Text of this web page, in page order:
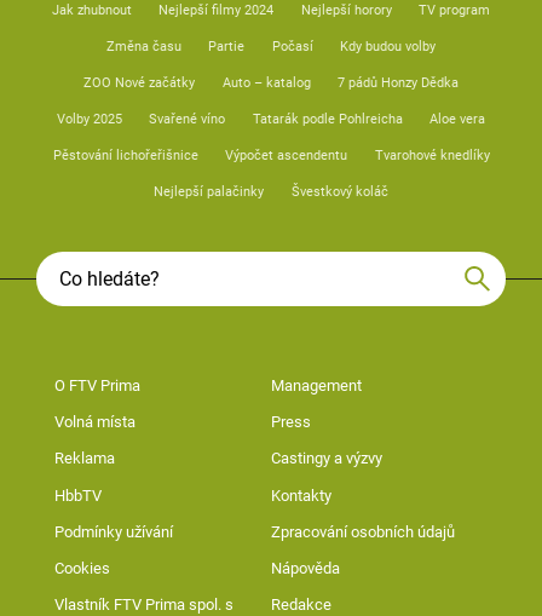
Jak zhubnout Nejlepší filmy 2024 Nejlepší horory TV program
Změna času Partie Počasí Kdy budou volby
ZOO Nové začátky Auto – katalog 7 pádů Honzy Dědka
Volby 2025 Svařené víno Tatarák podle Pohlreicha Aloe vera
Pěstování lichořeřišnice Výpočet ascendentu Tvarohové knedlíky
Nejlepší palačinky Švestkový koláč
O FTV Prima Management
Volná místa Press
Reklama Castingy a výzvy
HbbTV Kontakty
Podmínky užívání Zpracování osobních údajů
Cookies Nápověda
Vlastník FTV Prima spol. s
Redakce